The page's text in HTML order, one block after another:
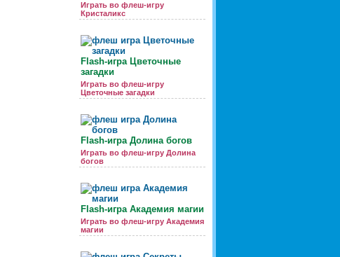
Играть во флеш-игру
Кристаликс
Flash-игра Цветочные
загадки
Играть во флеш-игру
Цветочные загадки
Flash-игра Долина богов
Играть во флеш-игру Долина
богов
Flash-игра Академия магии
Играть во флеш-игру Академия
магии